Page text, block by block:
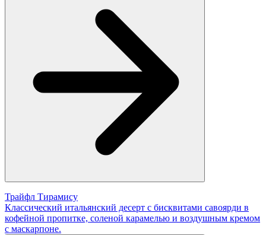
Трайфл Тирамису
Классический итальянский десерт с бисквитами савоярди в
кофейной пропитке, соленой карамелью и воздушным кремом
с маскарпоне.